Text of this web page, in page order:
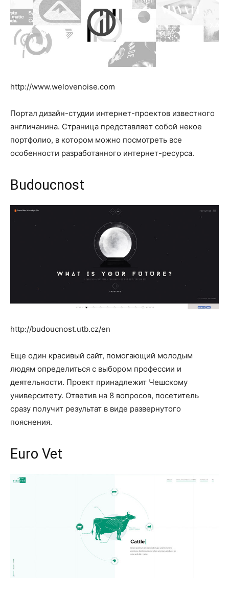
http://www.welovenoise.com
Портал дизайн-студии интернет-проектов известного
англичанина. Страница представляет собой некое
портфолио, в котором можно посмотреть все
особенности разработанного интернет-ресурса.
Budoucnost
http://budoucnost.utb.cz/en
Еще один красивый сайт, помогающий молодым
людям определиться с выбором профессии и
деятельности. Проект принадлежит Чешскому
университету. Ответив на 8 вопросов, посетитель
сразу получит результат в виде развернутого
пояснения.
Euro Vet